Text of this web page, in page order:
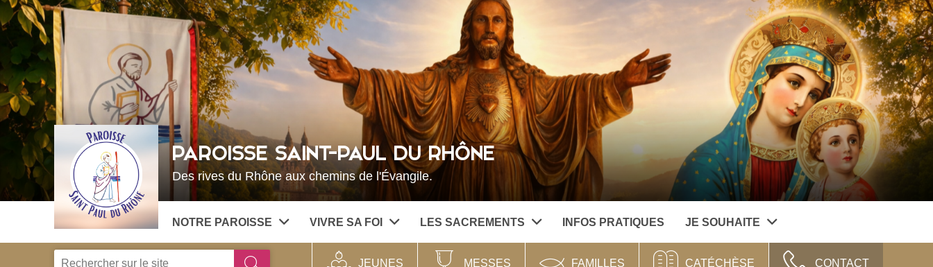
PAROISSE SAINT-PAUL DU RHÔNE
Des rives du Rhône aux chemins de l'Évangile.
NOTRE PAROISSE VIVRE SA FOI LES SACREMENTS INFOS PRATIQUES JE SOUHAITE
JEUNES MESSES FAMILLES CATÉCHÈSE CONTACT
Choisissez votre menu :)